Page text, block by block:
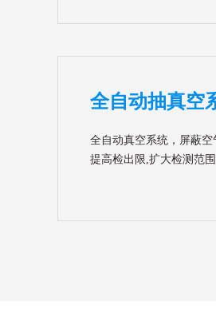
全自动抽真空
全自动真空系统，屏蔽空
提高检出限,扩大检测范围